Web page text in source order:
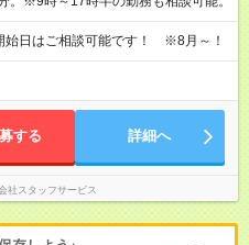
日はご相談可能です！ ※8月～！
する 詳細へ
社スタッフサービス